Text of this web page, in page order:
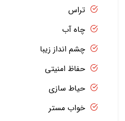
تراس
چاه آب
چشم انداز زیبا
حفاظ امنیتی
حیاط سازی
خواب مستر